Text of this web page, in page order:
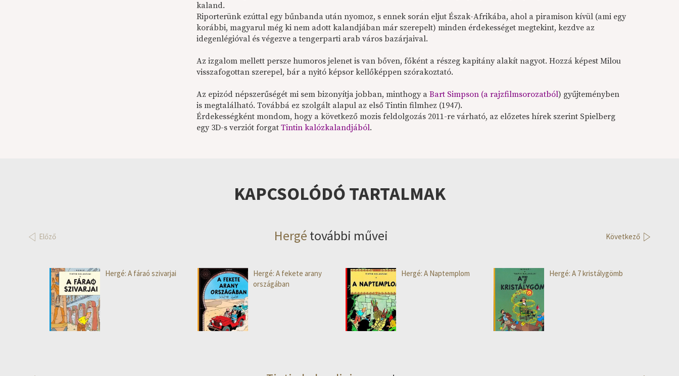
kaland.
Riporterünk ezúttal egy bűnbanda után nyomoz, s ennek során eljut Észak-Afrikába, ahol a piramison kívül (ami egy
korábbi, magyarul még ki nem adott kalandjában már szerepelt) minden érdekességet megtekint, kezdve az
idegenlégióval és végezve a tengerparti arab város bazárjaival.
Az izgalom mellett persze humoros jelenet is van bőven, főként a részeg kapitány alakít nagyot. Hozzá képest Milou
visszafogottan szerepel, bár a nyitó képsor kellőképpen szórakoztató.
Az epizód népszerűségét mi sem bizonyítja jobban, minthogy aBart Simpson (a rajzfilmsorozatból) gyűjteményben
is megtalálható. Továbbá ez szolgált alapul az első Tintin filmhez (1947).
Érdekességként mondom, hogy a következő mozis feldolgozás 2011-re várható, az előzetes hírek szerint Spielberg
egy 3D-s verziót forgatTintin kalózkalandjából.
KAPCSOLÓDÓ TARTALMAK
Előző Hergé további művei Következő
Hergé: A fáraó szivarjai
Hergé: A fekete arany
országában
Hergé: A Naptemplom Hergé: A 7 kristálygömb